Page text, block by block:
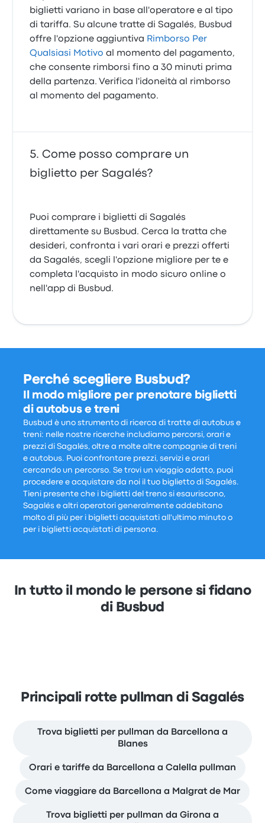
biglietti variano in base all'operatore e al tipo
di tariffa. Su alcune tratte di Sagalés, Busbud
offre l'opzione aggiuntiva Rimborso Per
Qualsiasi Motivo al momento del pagamento,
che consente rimborsi fino a 30 minuti prima
della partenza. Verifica l'idoneità al rimborso
al momento del pagamento.
Come posso comprare un
biglietto per Sagalés?
Puoi comprare i biglietti di Sagalés
direttamente su Busbud. Cerca la tratta che
desideri, confronta i vari orari e prezzi offerti
da Sagalés, scegli l'opzione migliore per te e
completa l'acquisto in modo sicuro online o
nell'app di Busbud.
Perché scegliere Busbud?
Il modo migliore per prenotare biglietti
di autobus e treni
Busbud è uno strumento di ricerca di tratte di autobus e
treni: nelle nostre ricerche includiamo percorsi, orari e
prezzi di Sagalés, oltre a molte altre compagnie di treni
e autobus. Puoi confrontare prezzi, servizi e orari
cercando un percorso. Se trovi un viaggio adatto, puoi
procedere e acquistare da noi il tuo biglietto di Sagalés.
Tieni presente che i biglietti del treno si esauriscono,
Sagalés e altri operatori generalmente addebitano
molto di più per i biglietti acquistati all'ultimo minuto o
per i biglietti acquistati di persona.
In tutto il mondo le persone si fidano
di Busbud
Principali rotte pullman di Sagalés
Trova biglietti per pullman da Barcellona a
Blanes
Orari e tariffe da Barcellona a Calella pullman
Come viaggiare da Barcellona a Malgrat de Mar
Trova biglietti per pullman da Girona a